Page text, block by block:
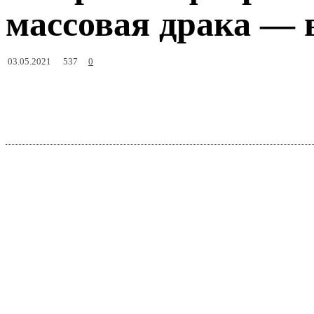
массовая драка —
03.05.2021 537 0